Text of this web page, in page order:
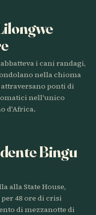
i cani randagi,
nella chioma
ponti di
nell'unico
d'Africa.
Bingu
alla State House,
48 ore di crisi
di mezzanotte di